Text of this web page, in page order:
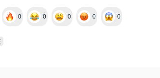
0 0 0 0 0